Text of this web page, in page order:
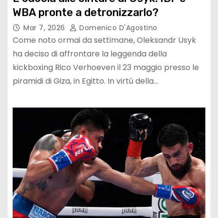
WBA pronte a detronizzarlo?
Mar 7, 2026 Domenico D'Agostino
Come noto ormai da settimane, Oleksandr Usyk
ha deciso di affrontare la leggenda della
kickboxing Rico Verhoeven il 23 maggio presso le
piramidi di Giza, in Egitto. In virtù della…